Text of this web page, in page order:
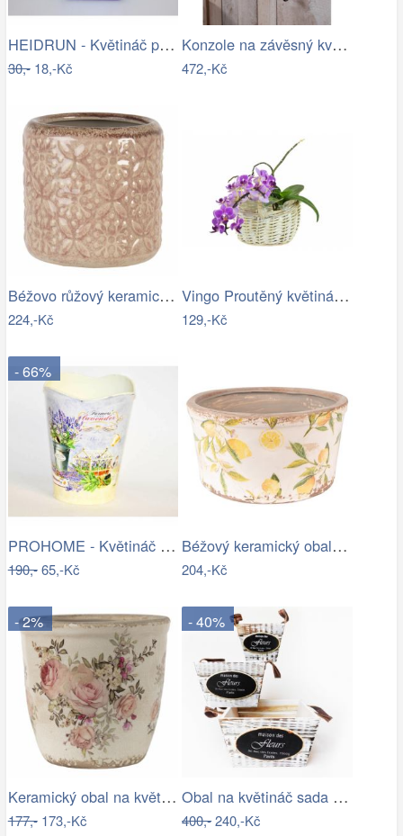
HEIDRUN - Květináč plast 13x13cm různé…
30,-18,-Kč
Konzole na závěsný květináč - IS
472,-Kč
Béžovo růžový keramický květináč se…
224,-Kč
Vingo Proutěný květináč košíček s…
129,-Kč
- 66%
PROHOME - Květináč kulatý vysoký…
190,-65,-Kč
Béžový keramický obal na květináč s…
204,-Kč
- 2%
Keramický obal na květináč s růžemi…
177,-173,-Kč
- 40%
Obal na květináč sada 3ks
400,-240,-Kč